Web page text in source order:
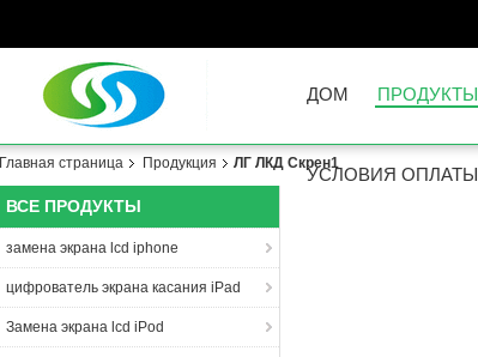
ДОМ ПРОДУКТЫ
УСЛОВИЯ ОПЛАТЫ
Главная страница Продукция ЛГ ЛКД Скрен1
ВСЕ ПРОДУКТЫ
замена экрана lcd iphone
цифрователь экрана касания iPad
Замена экрана lcd iPod